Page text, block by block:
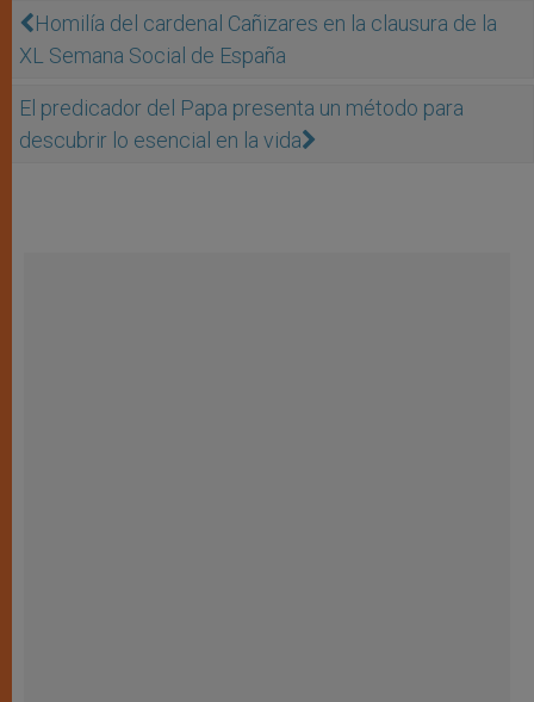
Homilía del cardenal Cañizares en la clausura de la
XL Semana Social de España
El predicador del Papa presenta un método para
descubrir lo esencial en la vida